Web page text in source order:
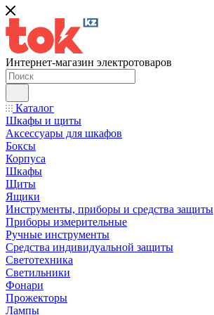
Интернет-магазин электротоваров
Каталог
Шкафы и щиты
Аксессуары для шкафов
Боксы
Корпуса
Шкафы
Щиты
Ящики
Инструменты, приборы и средства защиты
Приборы измерительные
Ручные инструменты
Средства индивидуальной защиты
Светотехника
Светильники
Фонари
Прожекторы
Лампы